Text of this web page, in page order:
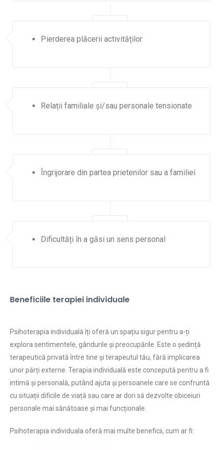
Pierderea plăcerii activităților
Relații familiale și/sau personale tensionate
Îngrijorare din partea prietenilor sau a familiei
Dificultăți în a găsi un sens personal
Beneficiile terapiei individuale
Psihoterapia individuală îți oferă un spațiu sigur pentru a-ți
explora sentimentele, gândurile și preocupările. Este o ședință
terapeutică privată între tine și terapeutul tău, fără implicarea
unor părți externe. Terapia individuală este concepută pentru a fi
intimă și personală, putând ajuta și persoanele care se confruntă
cu situații dificile de viață sau care ar dori să dezvolte obiceiuri
personale mai sănătoase și mai funcționale.
Psihoterapia individuala oferă mai multe beneficii, cum ar fi: